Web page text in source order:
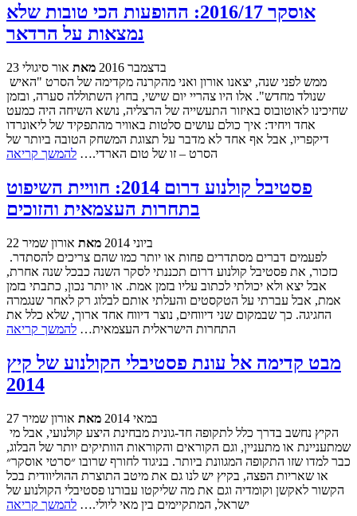
אוסקר 2016/17: ההופעות הכי טובות שלא
נמצאות על הרדאר
23 בדצמבר 2016 מאת אור סיגולי
שנולד מחדש". אלו היו צהריי יום שישי, בחוץ השתוללה סערה, ובזמן
שחיכינו לאוטובוס באיזור התעשייה של הרצליה, נושא השיחה היה כמעט
אחד ויחיד: איך כולם עושים סלטות באוויר מהתפקיד של ליאונרדו
דיקפריו, אבל אף אחד לא מדבר על תצוגת המשחק הטובה ביותר של
הסרט – זו של טום הארדי.… להמשך קריאה
פסטיבל קולנוע דרום 2014: חוויית השיפוט
בתחרות העצמאית והזוכים
22 ביוני 2014 מאת אורון שמיר
כזכור, את פסטיבל קולנוע דרום תכננתי לסקר השנה כבכל שנה אחרת,
אבל יצא ולא יכולתי לכתוב עליו בזמן אמת. או יותר נכון, כתבתי בזמן
אמת, אבל עברתי על הטקסטים והעלתי אותם לבלוג רק לאחר שנגמרה
החגיגה. כך שבמקום שני דיווחים, נוצר דיווח אחד ארוך, שלא כלל את
התחרות הישראלית העצמאית… להמשך קריאה
מבט קדימה אל עונת פסטיבלי הקולנוע של קיץ
2014
27 במאי 2014 מאת אורון שמיר
שמתעניינת או מתעניין, וגם הקוראים והקוראות הוותיקים יותר של הבלוג,
כבר למדו שזו התקופה המגוונת ביותר. בניגוד לחורף שרובו ״סרטי אוסקר״
או שאריות הפצה, בקיץ יש לנו גם את מיטב התוצרת ההוליוודית בכל
הקשור לאקשן וקומדיה וגם את מה שליקטו עבורנו פסטיבלי הקולנוע של
ישראל, המתקיימים בין מאי ליולי.… להמשך קריאה